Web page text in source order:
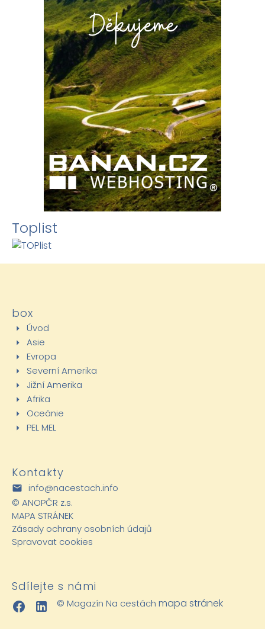
Toplist
box
Úvod
Asie
Evropa
Severní Amerika
Jižní Amerika
Afrika
Oceánie
PEL MEL
Kontakty
info@nacestach.info
© ANOPČR z.s.
MAPA STRÁNEK
Zásady ochrany osobních údajů
Spravovat cookies
Sdílejte s námi
© Magazín Na cestách mapa stránek